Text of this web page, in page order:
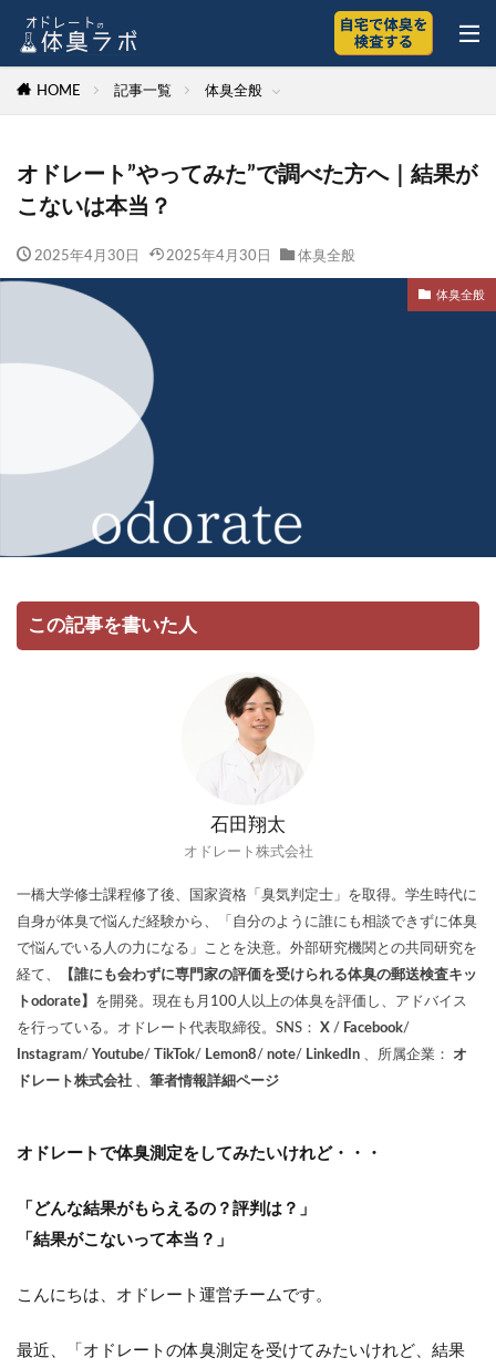
HOME 記事一覧 体臭全般
オドレート”やってみた”で調べた方へ｜結果が
こないは本当？
2025年4月30日 2025年4月30日 体臭全般
体臭全般
この記事を書いた人
石田翔太
オドレート株式会社
一橋大学修士課程修了後、国家資格「臭気判定士」を取得。学生時代に
自身が体臭で悩んだ経験から、「自分のように誰にも相談できずに体臭
で悩んでいる人の力になる」ことを決意。外部研究機関との共同研究を
経て、
【誰にも会わずに専門家の評価を受けられる体臭の郵送検査キッ
トodorate】 を開発。現在も月100人以上の体臭を評価し、アドバイス
を行っている。オドレート代表取締役。SNS： X / Facebook/
Instagram/ Youtube/ TikTok/ Lemon8/ note/ LinkedIn 、所属企業： オ
ドレート株式会社 、 筆者情報詳細ページ
オドレートで体臭測定をしてみたいけれど・・・
「どんな結果がもらえるの？評判は？」
「結果がこないって本当？」
こんにちは、オドレート運営チームです。
最近、「オドレートの体臭測定を受けてみたいけれど、結果